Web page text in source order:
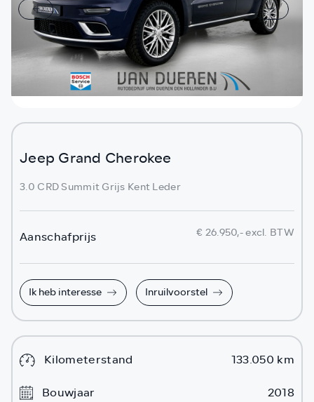
Jeep Grand Cherokee
3.0 CRD Summit Grijs Kent Leder
Aanschafprijs € 26.950,- excl. BTW
Ik heb interesse Inruilvoorstel
Kilometerstand
133.050 km
Bouwjaar
2018